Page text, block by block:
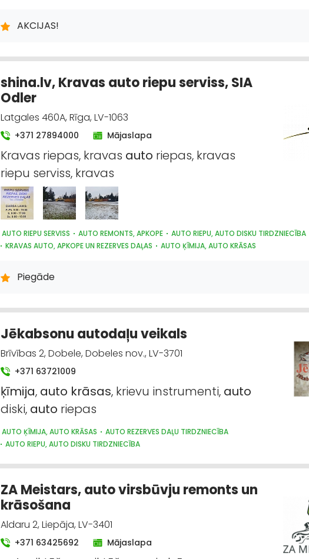
BŪVMATERIĀLU, BŪVKONSTRUKCIJU TIRDZNIECĪBA
UZKOPŠANAS LĪDZEKĻI UN TEHNIKA, PROFESIONĀLĀ
ELEKTROTEHNISKO IEKĀRTU UN ELEKTROMATERIĀLU TIRDZNIECĪBA
UGUNSDZĒSĪBAS UN UGUNSAIZSARDZĪBAS LĪDZEKĻI
APAVI: TIRDZNIECĪBA
INSTRUMENTU UN DARBARĪKU LABOŠANA, SERVISS
KRĀSAS, LAKAS, BŪVĶĪMIJA: TIRDZNIECĪBA
VENTILĀCIJAS UN KONDICIONĒŠANAS SISTĒMAS UN IEKĀRTAS TELPĀM
AGROĶĪMIJA, MĒSLOŠANAS LĪDZEKĻI
AKCIJAS!
shina.lv, Kravas auto riepu serviss, SIA
Odler
Latgales 460A, Rīga, LV-1063
+371 27894000 Mājaslapa
Kravas riepas, kravas auto riepas, kravas
riepu serviss, kravas
AUTO RIEPU SERVISS AUTO REMONTS, APKOPE
AUTO RIEPU, AUTO DISKU TIRDZNIECĪBA
KRAVAS AUTO, APKOPE UN REZERVES DAĻAS
AUTO ĶĪMIJA, AUTO KRĀSAS
Piegāde
Jēkabsonu autodaļu veikals
Brīvības 2, Dobele, Dobeles nov., LV-3701
+371 63721009
ķīmija, auto krāsas, krievu instrumenti, auto
diski, auto riepas
AUTO ĶĪMIJA, AUTO KRĀSAS
AUTO REZERVES DAĻU TIRDZNIECĪBA
AUTO RIEPU, AUTO DISKU TIRDZNIECĪBA
ZA Meistars, auto virsbūvju remonts un
krāsošana
Aldaru 2, Liepāja, LV-3401
+371 63425692 Mājaslapa